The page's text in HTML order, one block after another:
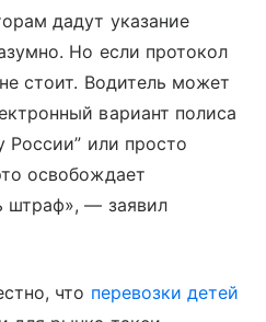
дадут указание
Но если протокол
стоит. Водитель может
вариант полиса
России” или просто
освобождает
штраф», — заявил
что перевозки детей